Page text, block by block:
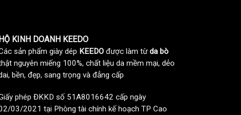
KINH DOANH KEEDO
sản phẩm giày dép KEEDO được làm từda bò
nguyên miếng 100%, chất liệu da mềm mại, dẻo
bền, đẹp, sang trọng và đẳng cấp
phép ĐKKD số 51A8016642 cấp ngày
03/2021 tại Phòng tài chính kế hoạch TP Cao